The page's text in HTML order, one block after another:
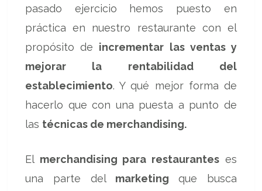
pasado ejercicio hemos puesto en
práctica en nuestro restaurante con el
propósito de incrementar las ventas y
mejorar la rentabilidad del
establecimiento. Y qué mejor forma de
hacerlo que con una puesta a punto de
las técnicas de merchandising.
El merchandising para restaurantes es
una parte del marketing que busca